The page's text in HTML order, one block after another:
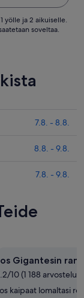
yölle ja 2 aikuiselle.
soveltaa.
7.8. - 8.8.
8.8. - 9.8.
7.8. - 9.8.
Gigantesin
10 (1 188 arvostelua)
kaipaat lomaltasi